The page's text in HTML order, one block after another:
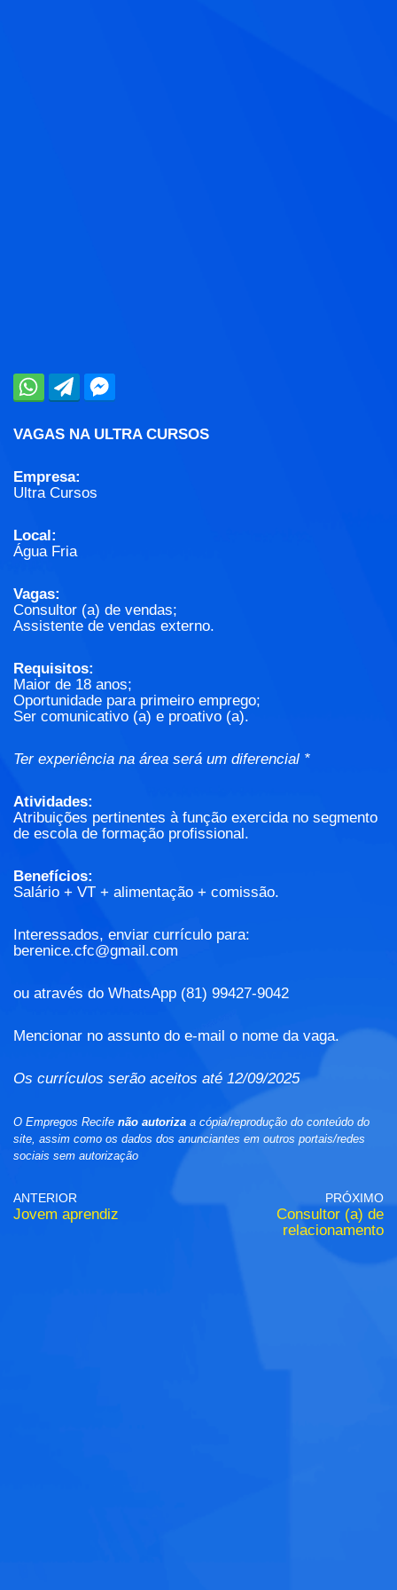
VAGAS NA ULTRA CURSOS
Empresa:
Ultra Cursos
Local:
Água Fria
Vagas:
Consultor (a) de vendas;
Assistente de vendas externo.
Requisitos:
Maior de 18 anos;
Oportunidade para primeiro emprego;
Ser comunicativo (a) e proativo (a).
Ter experiência na área será um diferencial *
Atividades:
Atribuições pertinentes à função exercida no segmento
de escola de formação profissional.
Benefícios:
Salário + VT + alimentação + comissão.
Interessados, enviar currículo para:
berenice.cfc@gmail.com
ou através do WhatsApp (81) 99427-9042
Mencionar no assunto do e-mail o nome da vaga.
Os currículos serão aceitos até 12/09/2025
O Empregos Recife não autoriza a cópia/reprodução do conteúdo do
site, assim como os dados dos anunciantes em outros portais/redes
sociais sem autorização
ANTERIOR
Jovem aprendiz
PRÓXIMO
Consultor (a) de
relacionamento